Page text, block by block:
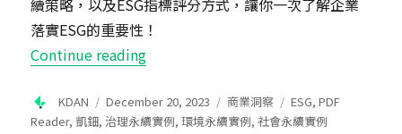
續策略，以及ESG指標評分方式，讓你一次了解企業
落實ESG的重要性！
Continue reading“ESG是什麼？ESG怎麼做？ESG評分
Author
KDAN
Posted
on
December 20, 2023 Categories
商業洞察 Tags
ESG,PDF
Reader, 凱鈿,治理永續實例,環境永續實例,社會永續實例